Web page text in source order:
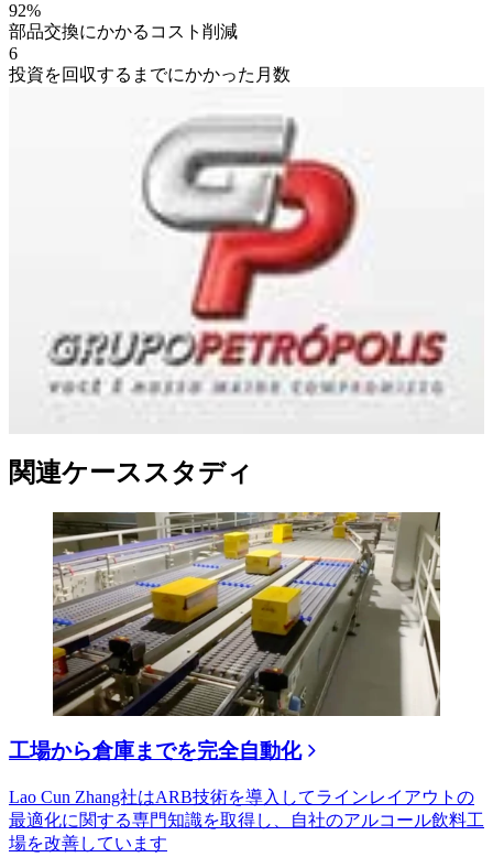
92%
部品交換にかかるコスト削減
6
投資を回収するまでにかかった月数
関連ケーススタディ
工場から倉庫までを完全自動化
Lao Cun Zhang社はARB技術を導入してラインレイアウトの
最適化に関する専門知識を取得し、自社のアルコール飲料工
場を改善しています